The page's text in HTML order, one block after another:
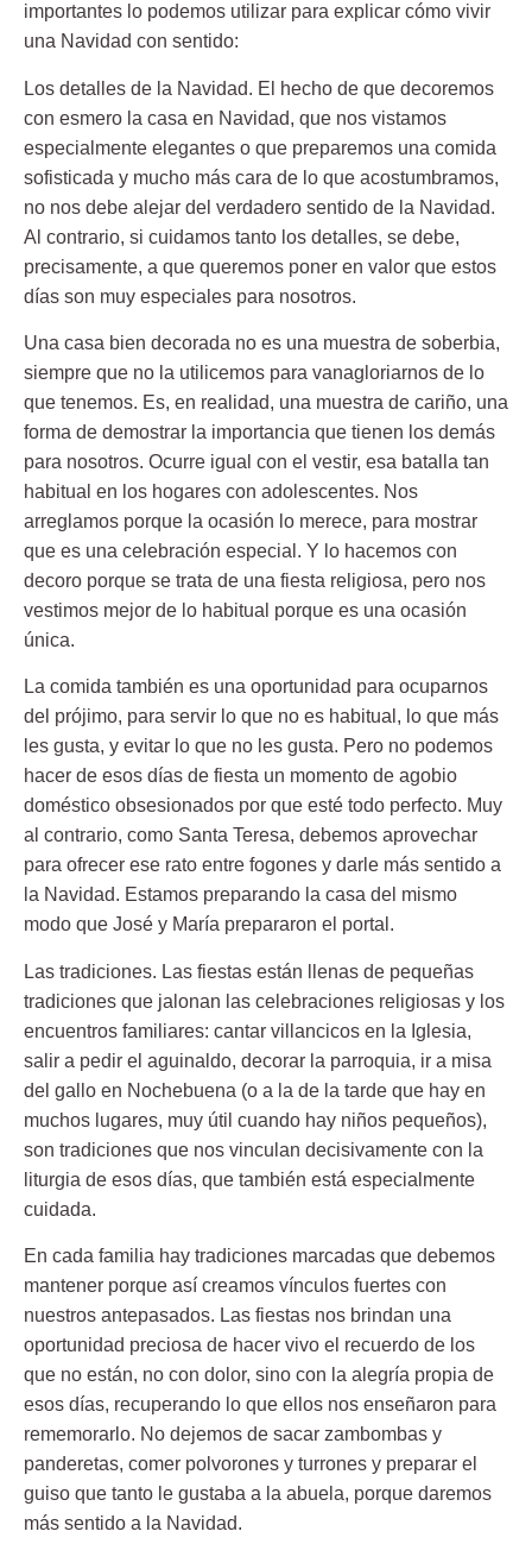
importantes lo podemos utilizar para explicar cómo vivir
una Navidad con sentido:
Los detalles de la Navidad. El hecho de que decoremos
con esmero la casa en Navidad, que nos vistamos
especialmente elegantes o que preparemos una comida
sofisticada y mucho más cara de lo que acostumbramos,
no nos debe alejar del verdadero sentido de la Navidad.
Al contrario, si cuidamos tanto los detalles, se debe,
precisamente, a que queremos poner en valor que estos
días son muy especiales para nosotros.
Una casa bien decorada no es una muestra de soberbia,
siempre que no la utilicemos para vanagloriarnos de lo
que tenemos. Es, en realidad, una muestra de cariño, una
forma de demostrar la importancia que tienen los demás
para nosotros. Ocurre igual con el vestir, esa batalla tan
habitual en los hogares con adolescentes. Nos
arreglamos porque la ocasión lo merece, para mostrar
que es una celebración especial. Y lo hacemos con
decoro porque se trata de una fiesta religiosa, pero nos
vestimos mejor de lo habitual porque es una ocasión
única.
La comida también es una oportunidad para ocuparnos
del prójimo, para servir lo que no es habitual, lo que más
les gusta, y evitar lo que no les gusta. Pero no podemos
hacer de esos días de fiesta un momento de agobio
doméstico obsesionados por que esté todo perfecto. Muy
al contrario, como Santa Teresa, debemos aprovechar
para ofrecer ese rato entre fogones y darle más sentido a
la Navidad. Estamos preparando la casa del mismo
modo que José y María prepararon el portal.
Las tradiciones. Las fiestas están llenas de pequeñas
tradiciones que jalonan las celebraciones religiosas y los
encuentros familiares: cantar villancicos en la Iglesia,
salir a pedir el aguinaldo, decorar la parroquia, ir a misa
del gallo en Nochebuena (o a la de la tarde que hay en
muchos lugares, muy útil cuando hay niños pequeños),
son tradiciones que nos vinculan decisivamente con la
liturgia de esos días, que también está especialmente
cuidada.
En cada familia hay tradiciones marcadas que debemos
mantener porque así creamos vínculos fuertes con
nuestros antepasados. Las fiestas nos brindan una
oportunidad preciosa de hacer vivo el recuerdo de los
que no están, no con dolor, sino con la alegría propia de
esos días, recuperando lo que ellos nos enseñaron para
rememorarlo. No dejemos de sacar zambombas y
panderetas, comer polvorones y turrones y preparar el
guiso que tanto le gustaba a la abuela, porque daremos
más sentido a la Navidad.